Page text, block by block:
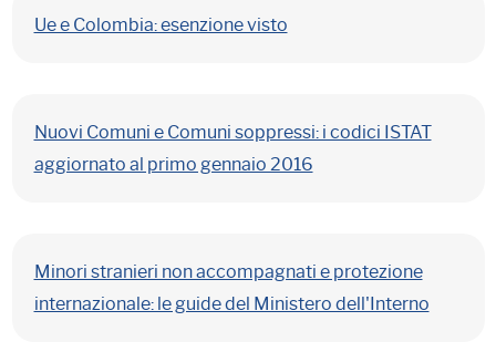
Ue e Colombia: esenzione visto
Nuovi Comuni e Comuni soppressi: i codici ISTAT
aggiornato al primo gennaio 2016
Minori stranieri non accompagnati e protezione
internazionale: le guide del Ministero dell'Interno